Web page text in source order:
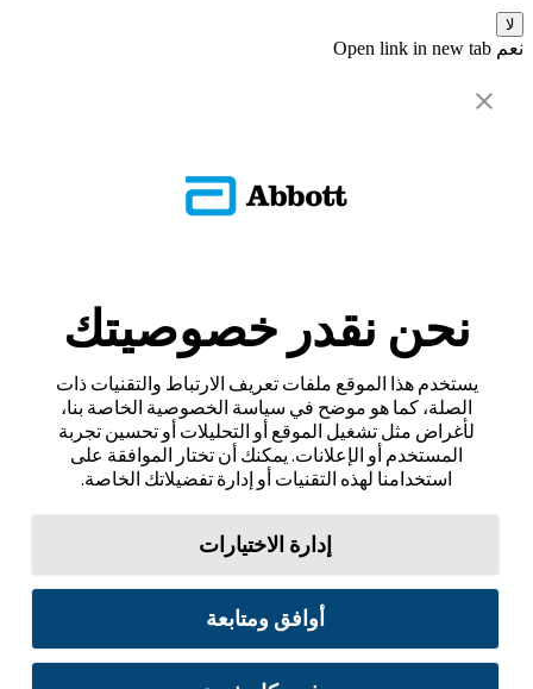
لا
نعم Open link in new tab
نحن نقدر خصوصيتك
يستخدم هذا الموقع ملفات تعريف الارتباط والتقنيات ذات
الصلة، كما هو موضح في سياسة الخصوصية الخاصة بنا،
لأغراض مثل تشغيل الموقع أو التحليلات أو تحسين تجربة
المستخدم أو الإعلانات. يمكنك أن تختار الموافقة على
استخدامنا لهذه التقنيات أو إدارة تفضيلاتك الخاصة.
إدارة الاختيارات
أوافق ومتابعة